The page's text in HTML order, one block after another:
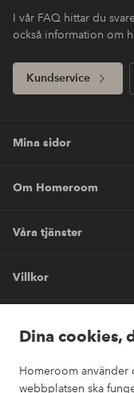
Dina cookies,
Homeroom
webbplatsen ska
I vår FAQ hittar du
också information om
Kundservice
Mina sidor
Om Homeroom
Våra tjänster
Villkor